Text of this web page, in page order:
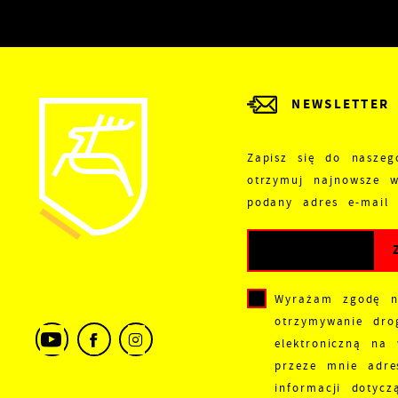
NEWSLETTER
Zapisz się do
otrzymuj najnowsze
podany adres e-mail
Wyrażam zgodę
otrzymywanie
elektroniczną na
przeze mnie
informacji